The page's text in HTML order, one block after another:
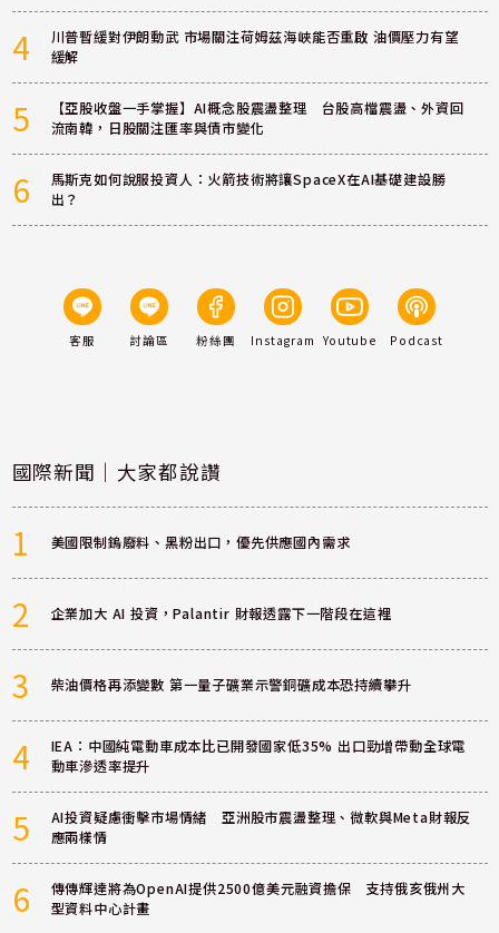
4
川普暫緩對伊朗動武 市場關注荷姆茲海峽能否重啟 油價壓力有望
緩解
5
【亞股收盤一手掌握】AI概念股震盪整理 台股高檔震盪、外資回
流南韓，日股關注匯率與債市變化
6
馬斯克如何說服投資人：火箭技術將讓SpaceX在AI基礎建設勝
出？
客服 討論區 粉絲團 Instagram Youtube Podcast
國際新聞｜大家都說讚
1 美國限制鎢廢料、黑粉出口，優先供應國內需求
2 企業加大 AI 投資，Palantir 財報透露下一階段在這裡
3 柴油價格再添變數 第一量子礦業示警銅礦成本恐持續攀升
4
IEA：中國純電動車成本比已開發國家低35% 出口勁增帶動全球電
動車滲透率提升
5
AI投資疑慮衝擊市場情緒 亞洲股市震盪整理、微軟與Meta財報反
應兩樣情
6
傳傳輝達將為OpenAI提供2500億美元融資擔保 支持俄亥俄州大
型資料中心計畫